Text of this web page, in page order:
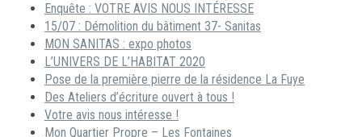
Enquête : VOTRE AVIS NOUS INTÉRESSE
15/07 : Démolition du bâtiment 37- Sanitas
MON SANITAS : expo photos
L’UNIVERS DE L’HABITAT 2020
Pose de la première pierre de la résidence La Fuye
Des Ateliers d’écriture ouvert à tous !
Votre avis nous intéresse !
Mon Quartier Propre – Les Fontaines